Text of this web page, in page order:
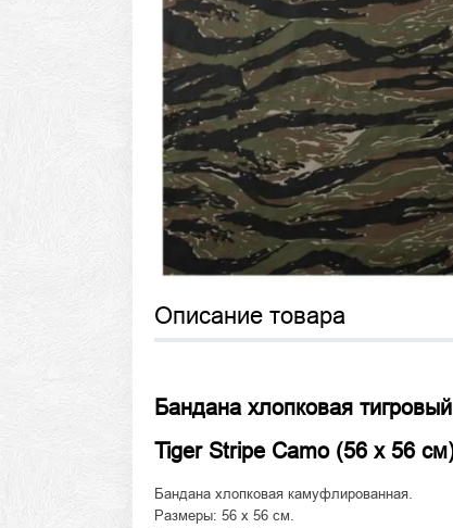
Описание товара
Бандана хлопковая
Tiger Stripe Camo (56 x 56
Бандана хлопковая камуфлированная.
Размеры: 56 x 56 см.